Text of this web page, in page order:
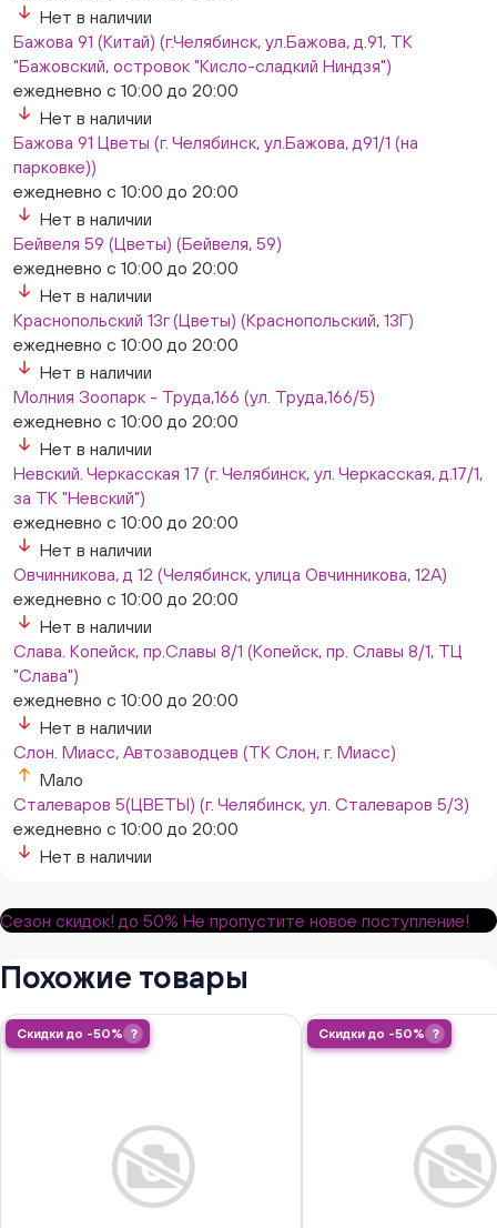
Нет в наличии
Бажова 91 (Китай) (г.Челябинск, ул.Бажова, д.91, ТК
"Бажовский, островок "Кисло-сладкий Ниндзя")
ежедневно с 10:00 до 20:00
Нет в наличии
Бажова 91 Цветы (г. Челябинск, ул.Бажова, д91/1 (на
парковке))
ежедневно с 10:00 до 20:00
Нет в наличии
Бейвеля 59 (Цветы) (Бейвеля, 59)
ежедневно с 10:00 до 20:00
Нет в наличии
Краснопольский 13г (Цветы) (Краснопольский, 13Г)
ежедневно с 10:00 до 20:00
Нет в наличии
Молния Зоопарк - Труда,166 (ул. Труда,166/5)
ежедневно с 10:00 до 20:00
Нет в наличии
Невский. Черкасская 17 (г. Челябинск, ул. Черкасская, д.17/1,
за ТК "Невский")
ежедневно с 10:00 до 20:00
Нет в наличии
Овчинникова, д 12 (Челябинск, улица Овчинникова, 12А)
ежедневно с 10:00 до 20:00
Нет в наличии
Слава. Копейск, пр.Славы 8/1 (Копейск, пр. Славы 8/1, ТЦ
"Слава")
ежедневно с 10:00 до 20:00
Нет в наличии
Слон. Миасс, Автозаводцев (ТК Слон, г. Миасс)
Мало
Сталеваров 5(ЦВЕТЫ) (г. Челябинск, ул. Сталеваров 5/3)
ежедневно с 10:00 до 20:00
Нет в наличии
Сезон скидок! до 50% Не пропустите новое поступление!
Похожие товары
Скидки до -50% ? Скидки до -50% ?